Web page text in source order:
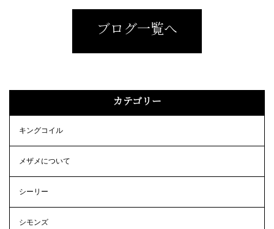
ブログ一覧へ
カテゴリー
キングコイル
メザメについて
シーリー
シモンズ